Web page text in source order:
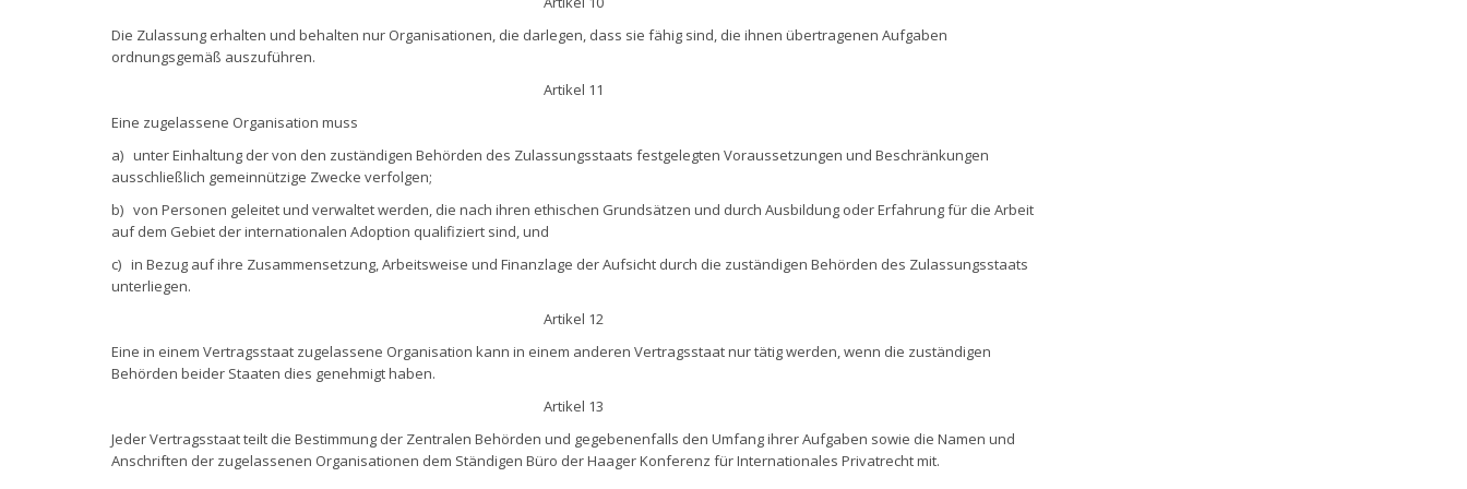
Die Zulassung erhalten und behalten nur Organisationen, die darlegen, dass sie fähig sind, die ihnen übertragenen Aufgaben
ordnungsgemäß auszuführen.
Artikel 11
Eine zugelassene Organisation muss
a) unter Einhaltung der von den zuständigen Behörden des Zulassungsstaats festgelegten Voraussetzungen und Beschränkungen
ausschließlich gemeinnützige Zwecke verfolgen;
b) von Personen geleitet und verwaltet werden, die nach ihren ethischen Grundsätzen und durch Ausbildung oder Erfahrung für die Arbeit
auf dem Gebiet der internationalen Adoption qualifiziert sind, und
c) in Bezug auf ihre Zusammensetzung, Arbeitsweise und Finanzlage der Aufsicht durch die zuständigen Behörden des Zulassungsstaats
unterliegen.
Artikel 12
Eine in einem Vertragsstaat zugelassene Organisation kann in einem anderen Vertragsstaat nur tätig werden, wenn die zuständigen
Behörden beider Staaten dies genehmigt haben.
Artikel 13
Jeder Vertragsstaat teilt die Bestimmung der Zentralen Behörden und gegebenenfalls den Umfang ihrer Aufgaben sowie die Namen und
Anschriften der zugelassenen Organisationen dem Ständigen Büro der Haager Konferenz für Internationales Privatrecht mit.